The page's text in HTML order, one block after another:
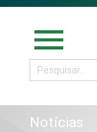
menu
Notícias